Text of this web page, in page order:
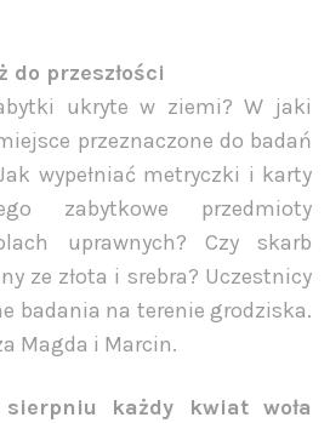
do przeszłości
ukryte w ziemi? W jaki
przeznaczone do badań
wypełniać metryczki i karty
zabytkowe przedmioty
uprawnych? Czy skarb
ze złota i srebra? Uczestnicy
badania na terenie grodziska.
Magda i Marcin.
każdy kwiat woła